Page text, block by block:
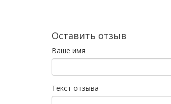
Оставить отзыв
Ваше имя
Текст отзыва